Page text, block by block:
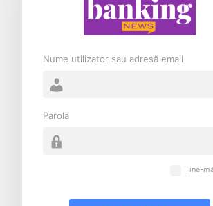
Nume utilizator sau adresă email
Parolă
Ține-